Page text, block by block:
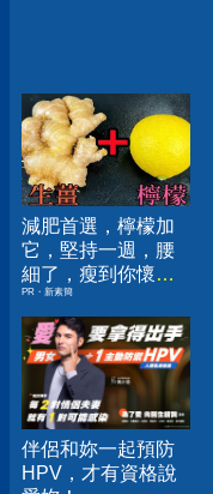
減肥首選，檸檬加
它，堅持一週，腰
細了，瘦到你懷疑
人生
PR・新素簡
伴侶和妳一起預防
HPV，才有資格說